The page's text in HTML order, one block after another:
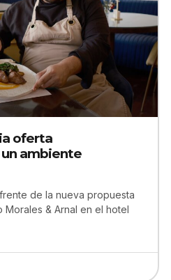
oferta
ambiente
de la nueva propuesta
Morales & Arnal en el hotel